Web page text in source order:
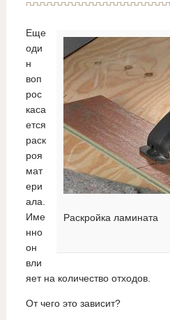
Раскройка ламината
Еще
оди
н
воп
рос
каса
ется
раск
роя
мат
ери
ала.
Име
нно
он
вли
яет на количество отходов.
От чего это зависит?